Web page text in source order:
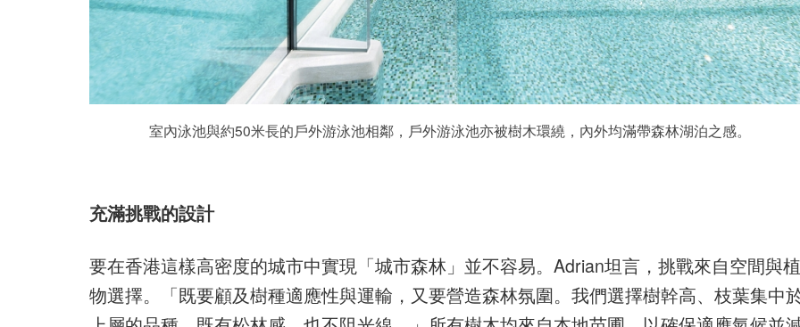
室內泳池與約50米長的戶外游泳池相鄰，戶外游泳池亦被樹木環繞，內外均滿帶森林湖泊之感。
充滿挑戰的設計
要在香港這樣高密度的城市中實現「城市森林」並不容易。Adrian坦言，挑戰來自空間與植
物選擇。「既要顧及樹種適應性與運輸，又要營造森林氛圍。我們選擇樹幹高、枝葉集中